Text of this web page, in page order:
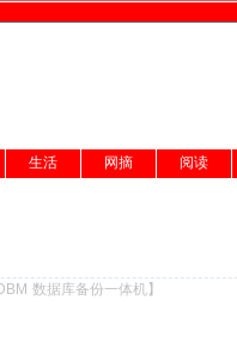
生活 网摘 阅读
数据库备份一体机】